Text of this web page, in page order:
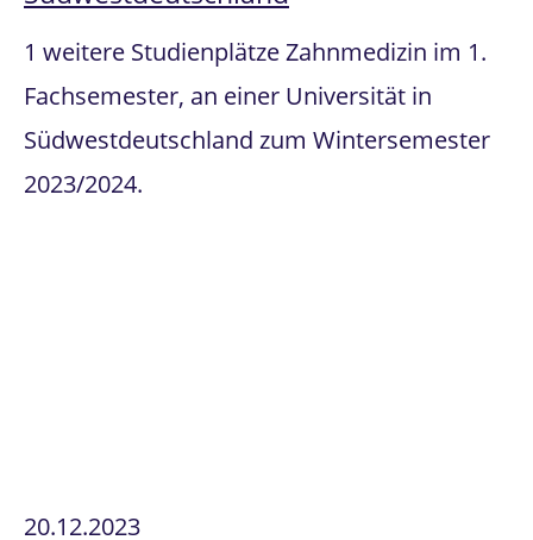
1 weitere Studienplätze Zahnmedizin im 1.
Fachsemester, an einer Universität in
Südwestdeutschland zum Wintersemester
2023/2024.
20.12.2023